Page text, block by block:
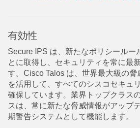
有効性
Secure IPS は、新たなポリシールー
とに取得し、セキュリティを常に最
す。Cisco Talos は、世界最大級の脅
を活用して、すべてのシスコセキュ
確保しています。業界トップクラス
スは、常に新たな脅威情報がアップ
期警告システムとして機能します。